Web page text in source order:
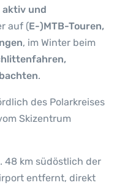
aktiv und
auf (E-)MTB-Touren,
, im Winter beim
.
des Polarkreises
Skizentrum
48 km südöstlich der
entfernt, direkt